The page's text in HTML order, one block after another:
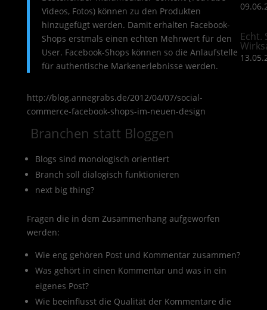
Videos, Fotos) können zu den Produkten
hinzugefügt werden. Damit erhalten Facebook-
Shops erstmals einen echten Mehrwert für den
User. Facebook-Shops können so die Anlaufstelle
für authentische Markenerlebnisse werden.
http://blog.annegrabs.de/2012/04/07/social-
commerce-facebook-shops-im-neuen-design
Branchen statt Bloggen
Blogs sind monologisch orientiert
Branch soll dialogisch funktionieren
next big thing?
Fragen die in dem Zusammenhang aufgeworfen
werden:
Wie eng gehören Post und Kommentar zusammen?
Was gehört in einen Kommentar und was in ein
eigenes Post?
Wie beeinflusst die Qualität der Kommentare die
Echt.